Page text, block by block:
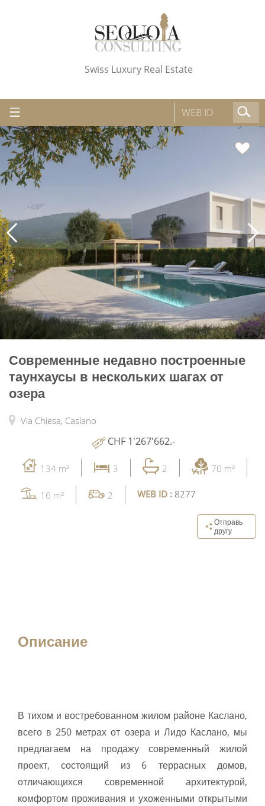
Swiss Luxury Real Estate
Современные недавно построенные
таунхаусы в нескольких шагах от
озера
Via Chiesa, Caslano
CHF 1'267'662.-
134 m² 3 2 70 m²
16 m² 2 WEB ID : 8277
Отправь
другу
Описание
В тихом и востребованном жилом районе Каслано,
всего в 250 метрах от озера и Лидо Каслано, мы
предлагаем на продажу современный жилой
проект, состоящий из 6 террасных домов,
отличающихся современной архитектурой,
комфортом проживания и ухоженными открытыми